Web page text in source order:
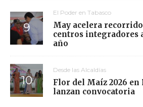
El Poder en Tabasco
May acelera
centros integradores
año
Desde las Alcaldías
Flor del Maíz 2026 en
lanzan convocatoria